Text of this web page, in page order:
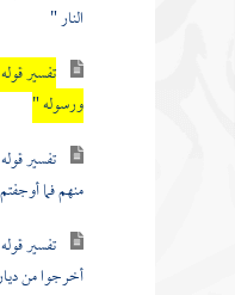
النار "
تفسير
ورسوله "
تفسير
منهم فما
تفسير
أخرجوا من